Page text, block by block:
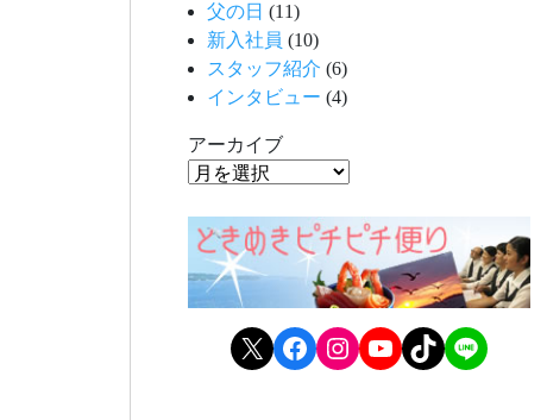
父の日 (11)
新入社員 (10)
スタッフ紹介 (6)
インタビュー (4)
アーカイブ
X Facebook Instagram YouTube TikTok LINE